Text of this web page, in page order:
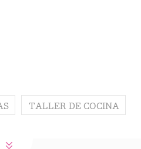
TALLER DE COCINA